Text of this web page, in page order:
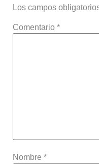
Los campos
Comentario *
Nombre *